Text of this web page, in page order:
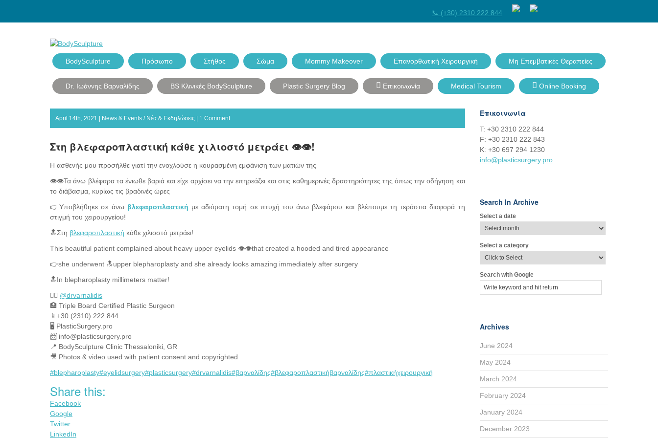
📞 (+30) 2310 222 844
BodySculpture Πρόσωπο Στήθος Σώμα Mommy Makeover Επανορθωτική Χειρουργική Μη Επεμβατικές Θεραπείες
Dr. Ιωάννης Βαρναλίδης BS Κλινικές BodySculpture Plastic Surgery Blog Επικοινωνία Medical Tourism Online Booking
April 14th, 2021 | News & Events / Νέα & Εκδηλώσεις 1 Comment
Στη βλεφαροπλαστική κάθε χιλιοστό μετράει 👁👁!
Η ασθενής μου προσήλθε γιατί την ενοχλούσε η κουρασμένη εμφάνιση των ματιών της
👁👁Τα άνω βλέφαρα τα ένιωθε βαριά και είχε αρχίσει να την επηρεάζει και στις καθημερινές δραστηριότητες της όπως την οδήγηση και
το διάβασμα, κυρίως τις βραδινές ώρες
👉Υποβλήθηκε σε άνω βλεφαροπλαστική με αδιόρατη τομή σε πτυχή του άνω βλεφάρου και βλέπουμε τη τεράστια διαφορά τη
στιγμή του χειρουργείου!
🔝Στη βλεφαροπλαστική κάθε χιλιοστό μετράει!
This beautiful patient complained about heavy upper eyelids 👁👁that created a hooded and tired appearance
👉she underwent 🔝upper blepharoplasty and she already looks amazing immediately after surgery
🔝In blepharoplasty millimeters matter!
👨‍⚕️ @drvarnalidis
🏥 Triple Board Certified Plastic Surgeon⠀
📱+30 (2310) 222 844
🖥 PlasticSurgery.pro⠀
📨 info@plasticsurgery.pro
📍 BodySculpture Clinic Thessaloniki, GR
🎥 Photos & video used with patient consent and copyrighted
#blepharoplasty#eyelidsurgery#plasticsurgery#drvarnalidis#βαρναλίδης#βλεφαροπλαστικήβαρναλίδης#πλαστικήχειρουργική
Share this:
Facebook
Google
Twitter
LinkedIn
Επικοινωνία
Τ: +30 2310 222 844
F: +30 2310 222 843
Κ: +30 697 294 1230
info@plasticsurgery.pro
Search In Archive
Select a date
Select a category
Search with Google
Archives
June 2024
May 2024
March 2024
February 2024
January 2024
December 2023